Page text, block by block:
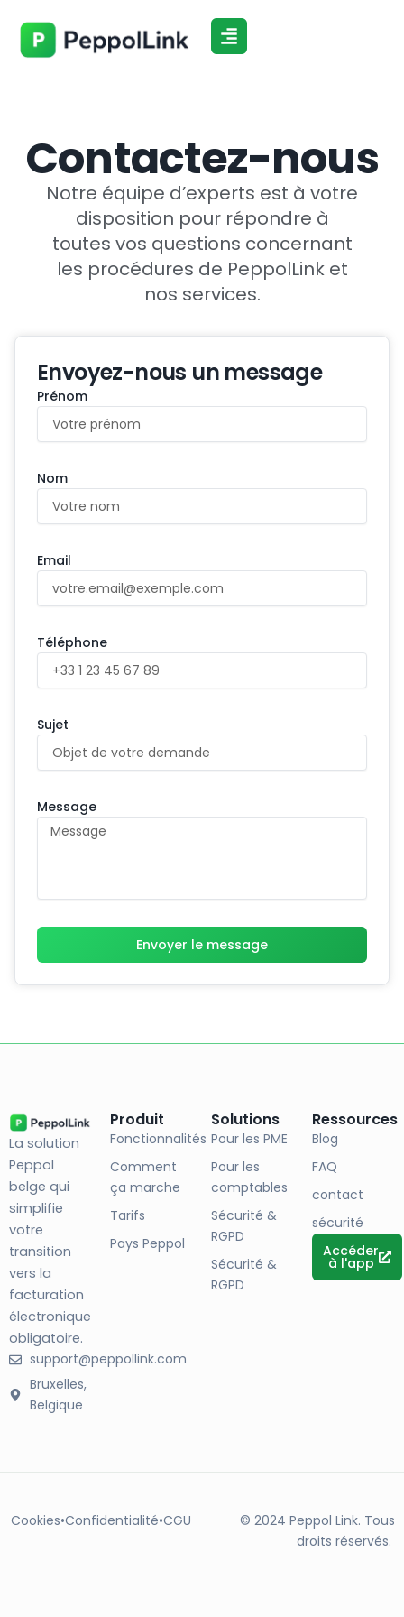
contenu
Contactez-nous
Notre équipe d’experts est à votre
disposition pour répondre à
toutes vos questions concernant
les procédures de PeppolLink et
nos services.
Envoyez-nous un message
Prénom
Nom
Email
Téléphone
Sujet
Message
Envoyer le message
La solution
Peppol
belge qui
simplifie
votre
transition
vers la
facturation
électronique
obligatoire.
support@peppollink.com
Bruxelles,
Belgique
Produit
Fonctionnalités
Comment
ça marche
Tarifs
Pays Peppol
Solutions
Pour les PME
Pour les
comptables
Sécurité &
RGPD
Sécurité &
RGPD
Ressources
Blog
FAQ
contact
sécurité
Accéder
à l'app
Cookies•Confidentialité•CGU
© 2024 Peppol Link. Tous
droits réservés.